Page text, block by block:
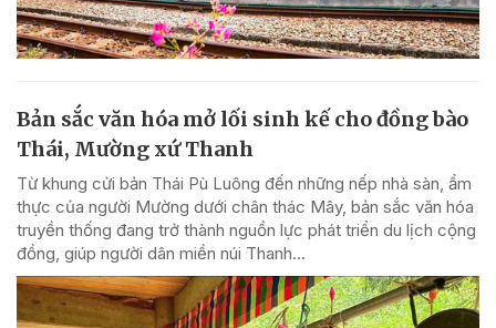
Bản sắc văn hóa mở lối sinh kế cho đồng bào
Thái, Mường xứ Thanh
Từ khung cửi bản Thái Pù Luông đến những nếp nhà sàn, ẩm
thực của người Mường dưới chân thác Mây, bản sắc văn hóa
truyền thống đang trở thành nguồn lực phát triển du lịch cộng
đồng, giúp người dân miền núi Thanh...